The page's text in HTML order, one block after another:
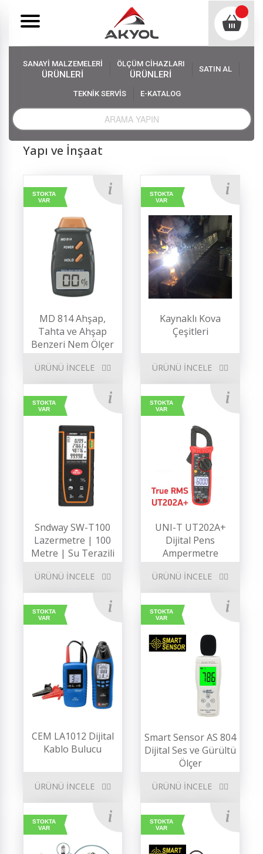
SANAYİ MALZEMELERİ
ÜRÜNLERİ
ÖLÇÜM CİHAZLARI
ÜRÜNLERİ
SATIN AL
TEKNİK SERVİS E-KATALOG
Akyol Sanayi Malzemeleri SEKTÖRLER Yapı ve İnşaat
Yapı ve İnşaat
STOKTA
VAR
MD 814 Ahşap,
Tahta ve Ahşap
Benzeri Nem Ölçer
ÜRÜNÜ İNCELE
STOKTA
VAR
Kaynaklı Kova
Çeşitleri
ÜRÜNÜ İNCELE
STOKTA
VAR
Sndway SW-T100
Lazermetre | 100
Metre | Su Terazili
ÜRÜNÜ İNCELE
STOKTA
VAR
UNI-T UT202A+
Dijital Pens
Ampermetre
ÜRÜNÜ İNCELE
STOKTA
VAR
CEM LA1012 Dijital
Kablo Bulucu
ÜRÜNÜ İNCELE
STOKTA
VAR
Smart Sensor AS 804
Dijital Ses ve Gürültü
Ölçer
ÜRÜNÜ İNCELE
STOKTA
VAR
STOKTA
VAR